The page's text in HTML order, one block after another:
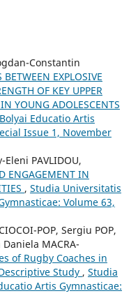
Constantin
EXPLOSIVE
OF KEY UPPER
YOUNG ADOLESCENTS
Educatio Artis
Issue 1, November
PAVLIDOU,
ENGAGEMENT IN
, Studia Universitatis
Volume 63,
POP, Sergiu POP,
MACRA-
of Rugby Coaches in
Study , Studia
Artis Gymnasticae: